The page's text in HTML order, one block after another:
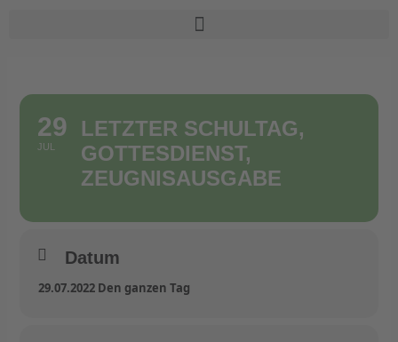
29
JUL
LETZTER SCHULTAG,
GOTTESDIENST,
ZEUGNISAUSGABE
Datum
29.07.2022 Den ganzen Tag